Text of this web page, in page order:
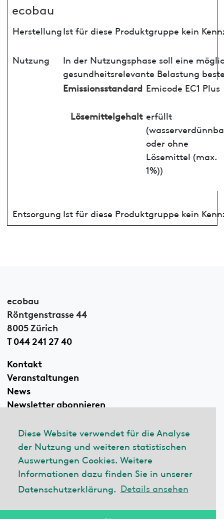
Diese Website verwendet für die Analyse
der Nutzung und weiteren statistischen
Auswertungen Cookies. Weitere
Informationen dazu finden Sie in unserer
Datenschutzerklärung. Details ansehen
ecobau
HerstellungIst für diese Produktgruppe kein
Nutzung
In der Nutzungsphase soll eine
gesundheitsrelevante Belastung
Emissionsstandard Emicode EC1 Plus
Lösemittelgehalt erfüllt
oder ohne
Lösemittel (max.
1%))
Entsorgung Ist für diese Produktgruppe kein
ecobau
Röntgenstrasse 44
8005 Zürich
T 044 241 27 40
Kontakt
Veranstaltungen
News
Newsletter abonnieren
Linkedin
© 2026 ecobau